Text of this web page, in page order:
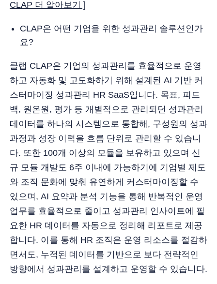
CLAP 더 알아보기 ]
CLAP은 어떤 기업을 위한 성과관리 솔루션인가
요?
클랩 CLAP은 기업의 성과관리를 효율적으로 운영
하고 자동화 및 고도화하기 위해 설계된 AI 기반 커
스터마이징 성과관리 HR SaaS입니다. 목표, 피드
백, 원온원, 평가 등 개별적으로 관리되던 성과관리
데이터를 하나의 시스템으로 통합해, 구성원의 성과
과정과 성장 이력을 흐름 단위로 관리할 수 있습니
다. 또한 100개 이상의 모듈을 보유하고 있으며 신
규 모듈 개발도 6주 이내에 가능하기에 기업별 제도
와 조직 문화에 맞춰 유연하게 커스터마이징할 수
있으며, AI 요약과 분석 기능을 통해 반복적인 운영
업무를 효율적으로 줄이고 성과관리 인사이트에 필
요한 HR 데이터를 자동으로 정리해 리포트로 제공
합니다. 이를 통해 HR 조직은 운영 리소스를 절감하
면서도, 누적된 데이터를 기반으로 보다 전략적인
방향에서 성과관리를 설계하고 운영할 수 있습니다.